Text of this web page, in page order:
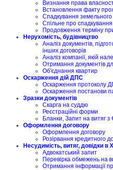
Визнання права
Встановлення факту
Спадкування
Спільне про спадкування
Продовження терміну
Нерухомість, будівництво
Аналіз документів,
інших договорів
Аналіз компанії, якій
Отримання документів
Об'єднання квартир
Оскарження дій ДПС
Оскарження протоколу
Оскарження постанови
Зразки документів
Скарга на суддю
Реєстраційні форми
Бланки, Запит на витяг
Оформлення договору
Оформлення договору
Розірвання кредитного
Несудимість, витяг, довідки в
Адвокатський запит
Перевірка обмежень на
Отримання інформації